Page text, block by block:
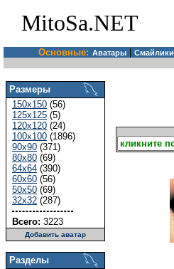
MitoSa.NET
Основные: Аватары Смайлики
Размеры
150x150 (56)
125x125 (5)
120x120 (24)
100x100 (1896)
90x90 (371)
80x80 (69)
64x64 (390)
60x60 (56)
50x50 (69)
32x32 (287)
Всего: 3223
Добавить аватар
Разделы